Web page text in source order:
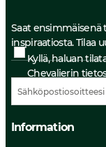
Saat ensimmäisenä
inspiraatiosta. Tilaa
Kyllä, haluan
Chevalierin
Information